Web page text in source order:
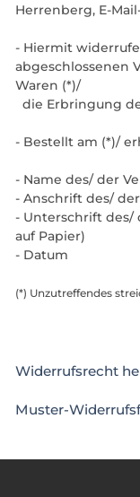
Herrenberg, E-
- Hiermit
abgeschlossenen
Waren (*)/
die Erbringung
- Bestellt am (*)/
- Name des/ der
- Anschrift des/
- Unterschrift des/
auf Papier)
- Datum
(*) Unzutreffendes
Widerrufsrecht
Muster-